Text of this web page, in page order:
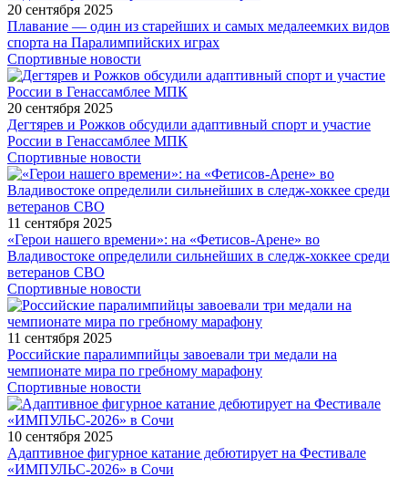
20 сентября 2025
Плавание — один из старейших и самых медалеемких видов
спорта на Паралимпийских играх
Спортивные новости
20 сентября 2025
Дегтярев и Рожков обсудили адаптивный спорт и участие
России в Генассамблее МПК
Спортивные новости
11 сентября 2025
«Герои нашего времени»: на «Фетисов-Арене» во
Владивостоке определили сильнейших в следж-хоккее среди
ветеранов СВО
Спортивные новости
11 сентября 2025
Российские паралимпийцы завоевали три медали на
чемпионате мира по гребному марафону
Спортивные новости
10 сентября 2025
Адаптивное фигурное катание дебютирует на Фестивале
«ИМПУЛЬС-2026» в Сочи